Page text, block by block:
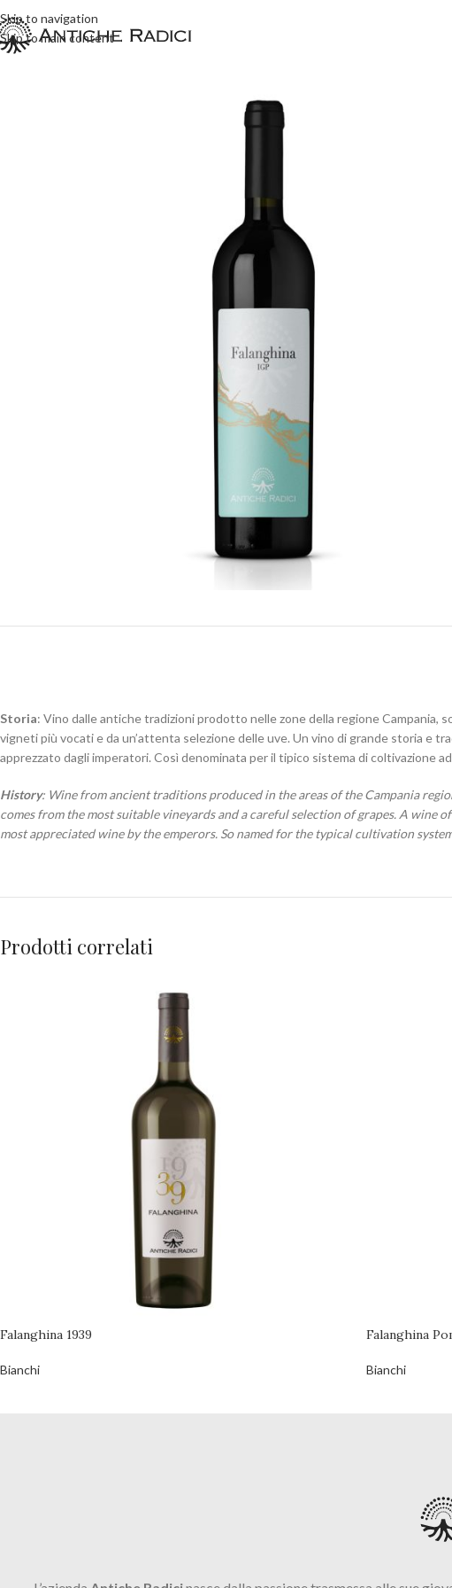
Skip to navigation
Skip to main content
Storia: Vino dalle antiche tradizioni prodotto nelle zone della regione Campania,
vigneti più vocati e da un’attenta selezione delle uve. Un vino di grande storia e
apprezzato dagli imperatori. Così denominata per il tipico sistema di coltivazione
History: Wine from ancient traditions produced in the areas of the Campania
comes from the most suitable vineyards and a careful selection of grapes. A
most appreciated wine by the emperors. So named for the typical cultivation
Prodotti correlati
Falanghina 1939
Bianchi
Falanghina
Bianchi